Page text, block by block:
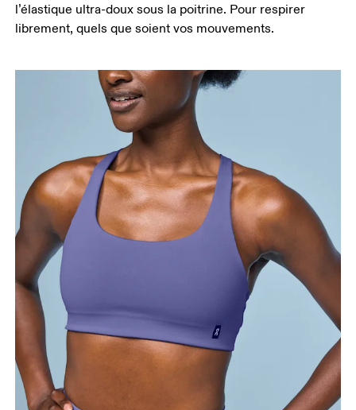
l’élastique ultra-doux sous la poitrine. Pour respirer
librement, quels que soient vos mouvements.